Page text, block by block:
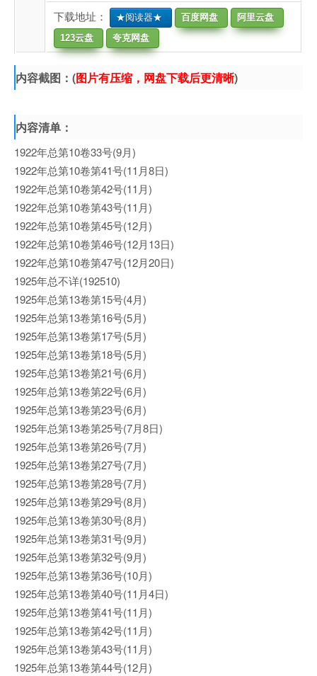
下载地址：
★阅读器★ 百度网盘
阿里云盘
123云盘
夸克网盘
内容截图：(图片有压缩，网盘下载后更清晰)
内容清单：
1922年总第10卷33号(9月)
1922年总第10卷第41号(11月8日)
1922年总第10卷第42号(11月)
1922年总第10卷第43号(11月)
1922年总第10卷第45号(12月)
1922年总第10卷第46号(12月13日)
1922年总第10卷第47号(12月20日)
1925年总不详(192510)
1925年总第13卷第15号(4月)
1925年总第13卷第16号(5月)
1925年总第13卷第17号(5月)
1925年总第13卷第18号(5月)
1925年总第13卷第21号(6月)
1925年总第13卷第22号(6月)
1925年总第13卷第23号(6月)
1925年总第13卷第25号(7月8日)
1925年总第13卷第26号(7月)
1925年总第13卷第27号(7月)
1925年总第13卷第28号(7月)
1925年总第13卷第29号(8月)
1925年总第13卷第30号(8月)
1925年总第13卷第31号(9月)
1925年总第13卷第32号(9月)
1925年总第13卷第36号(10月)
1925年总第13卷第40号(11月4日)
1925年总第13卷第41号(11月)
1925年总第13卷第42号(11月)
1925年总第13卷第43号(11月)
1925年总第13卷第44号(12月)